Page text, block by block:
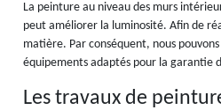
La peinture au niveau des murs
peut améliorer la luminosité. Afin de
matière. Par conséquent, nous
équipements adaptés pour la garantie
Les travaux de